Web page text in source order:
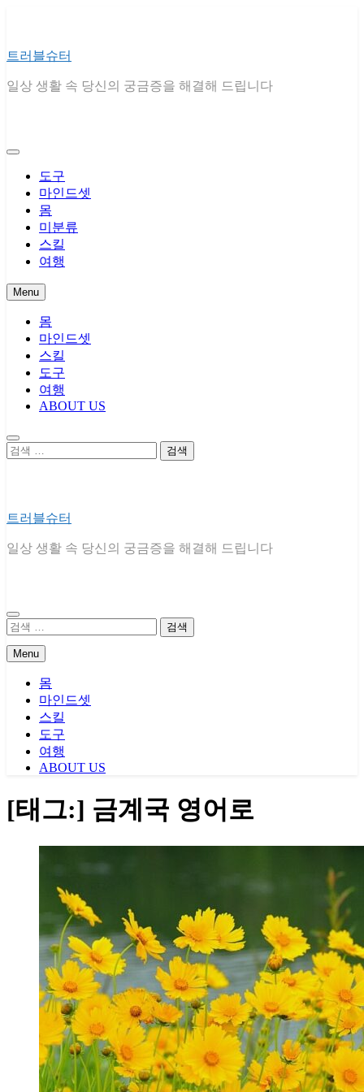
트러블슈터
일상 생활 속 당신의 궁금증을 해결해 드립니다
도구
마인드셋
몸
미분류
스킬
여행
Menu
몸
마인드셋
스킬
도구
여행
ABOUT US
검
트러블슈터
일상 생활 속 당신의 궁금증을 해결해 드립니다
검
Menu
몸
마인드셋
스킬
도구
여행
ABOUT US
[태그:] 금계국 영어로